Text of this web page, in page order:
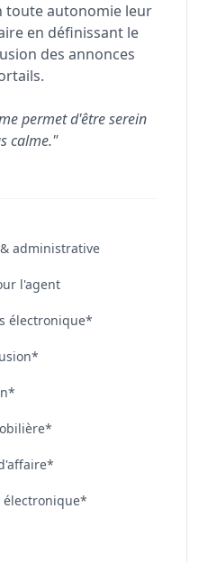
toute autonomie leur
en définissant le
des annonces
permet d'être serein
calme."
administrative
l'agent
électronique*
électronique*